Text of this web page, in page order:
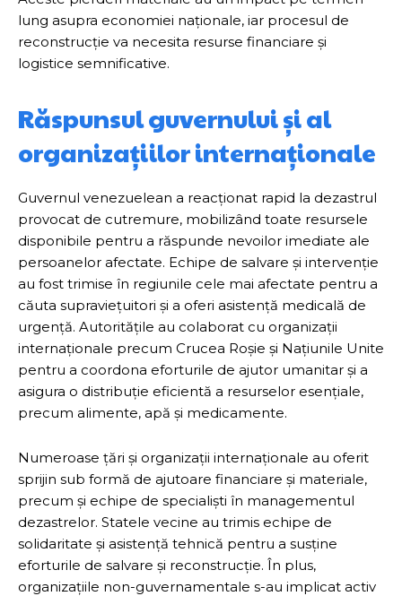
lung asupra economiei naționale, iar procesul de
reconstrucție va necesita resurse financiare și
logistice semnificative.
Răspunsul guvernului și al
organizațiilor internaționale
Guvernul venezuelean a reacționat rapid la dezastrul
provocat de cutremure, mobilizând toate resursele
disponibile pentru a răspunde nevoilor imediate ale
persoanelor afectate. Echipe de salvare și intervenție
au fost trimise în regiunile cele mai afectate pentru a
căuta supraviețuitori și a oferi asistență medicală de
urgență. Autoritățile au colaborat cu organizații
internaționale precum Crucea Roșie și Națiunile Unite
pentru a coordona eforturile de ajutor umanitar și a
asigura o distribuție eficientă a resurselor esențiale,
precum alimente, apă și medicamente.
Numeroase țări și organizații internaționale au oferit
sprijin sub formă de ajutoare financiare și materiale,
precum și echipe de specialiști în managementul
dezastrelor. Statele vecine au trimis echipe de
solidaritate și asistență tehnică pentru a susține
eforturile de salvare și reconstrucție. În plus,
organizațiile non-guvernamentale s-au implicat activ